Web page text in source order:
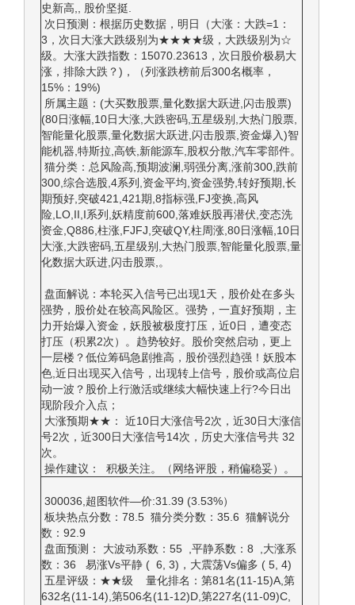
史新高,, 股价坚挺.
次日预测：根据历史数据，明日（大涨：大跌=1：
3，次日大涨大跌级别为★★★★级，大跌级别为☆
级。大涨大跌指数：15070.23613，次日股价极易大
涨，排除大跌？)，（列涨跌榜前后300名概率，
15%：19%)
所属主题：(大买数股票,量化数据大跃进,闪击股票)
(80日涨幅,10日大涨,大跌密码,五星级别,大热门股票,
智能量化股票,量化数据大跃进,闪击股票,资金爆入)智
能机器,特斯拉,高铁,新能源车,股权分散,汽车零部件。
猫分类：总风险高,预期波澜,弱强分离,涨前300,跌前
300,综合选股,4系列,资金平均,资金强势,转好预期,长
期预好,突破421,421期,8指标强,FJ变换,高风
险,LO,II,I系列,妖精度前600,落难妖股再潜伏,变态洗
资金,Q886,柱涨,FJFJ,突破QY,柱周涨,80日涨幅,10日
大涨,大跌密码,五星级别,大热门股票,智能量化股票,量
化数据大跃进,闪击股票,。
盘面解说：本轮买入信号已出现1天，股价处在多头
强势，股价处在较高风险区。强势，一直好预期，主
力开始爆入资金，妖股被极度打压，近0日，遭变态
打压（积累2次）。趋势较好。股价突然启动，更上
一层楼？低位筹码急剧推高，股价强烈趋强！妖股本
色,近日出现买入信号，出现转上信号，股价或高位启
动一波？股价上行激活或继续大幅快速上行?今日出
现阶段介入点；
大涨预期★★： 近10日大涨信号2次，近30日大涨信
号2次，近300日大涨信号14次，历史大涨信号共 32
次。
操作建议： 积极关注。（网络评股，稍偏稳妥）。
300036,超图软件—价:31.39 (3.53%）
板块热点分数：78.5 猫分类分数：35.6 猫解说分
数：92.9
盘面预测： 大波动系数：55 ,平静系数：8 ,大涨系
数：36 易涨Vs平静 ( 6, 3)，大震荡Vs偏多 ( 5, 4)
五星评级：★★级 量化排名：第81名(11-15)A,第
632名(11-14),第506名(11-12)D,第227名(11-09)C,